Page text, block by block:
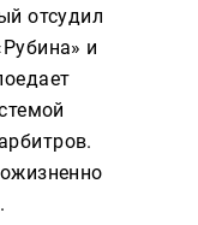
отсудил
и